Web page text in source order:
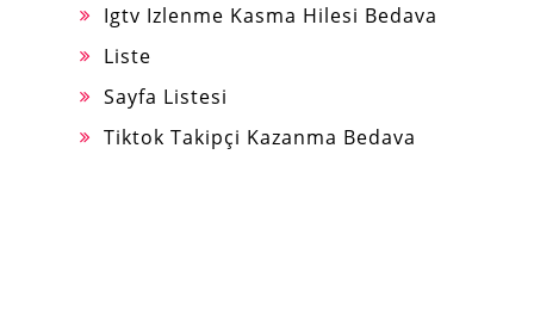
Igtv Izlenme Kasma Hilesi Bedava
Liste
Sayfa Listesi
Tiktok Takipçi Kazanma Bedava